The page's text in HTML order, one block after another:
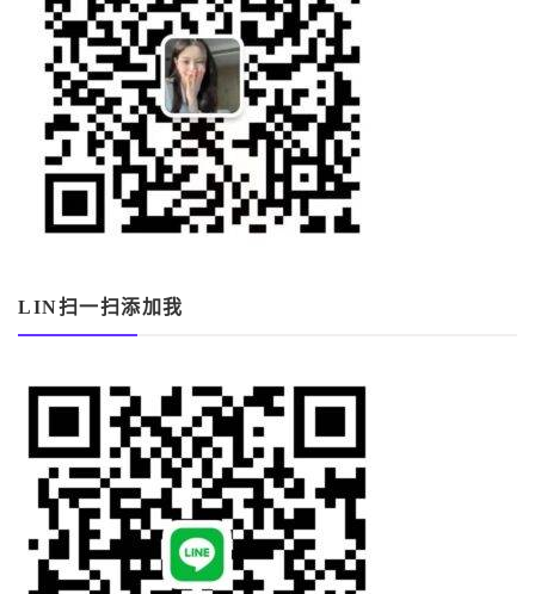
LIN扫一扫添加我